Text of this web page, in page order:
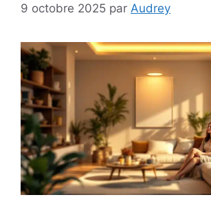
9 octobre 2025 par Audrey